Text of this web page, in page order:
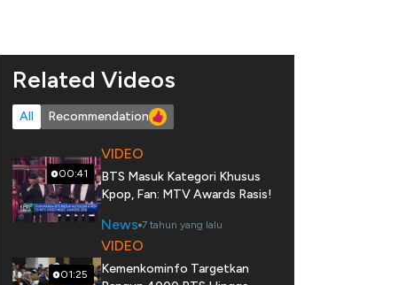
Related Videos
All Recommendation
00:41
VIDEO
BTS Masuk Kategori Khusus
Kpop, Fan: MTV Awards Rasis!
News 7 tahun yang lalu
01:25
VIDEO
Kemenkominfo Targetkan